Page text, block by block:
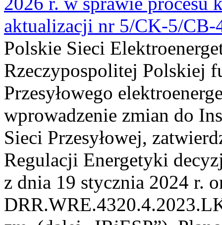
aktualizacji nr 5/CK-5/CB-
Polskie Sieci
Rzeczypospolitej Polskiej
Przesyłowego
wprowadzenie zmian do
Sieci Przesyłowej,
Regulacji Energetyki
z dnia 19 stycznia 2024 r.